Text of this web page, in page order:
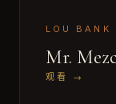
LOU BANK
Mr.
观看 →